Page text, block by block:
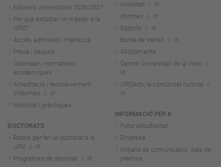
Màsters universitaris 2026-2027
Per què estudiar un màster a la
UPC?
Accés, admissió i matrícula
Preus i beques
Calendari i normatives
acadèmiques
Acreditació i reconeixement
d'idiomes
Mobilitat i pràctiques
DOCTORATS
Raons per fer un doctorat a la
UPC
Programes de doctorat
Mobilitat
Idiomes
Esports
Borsa de treball
Allotjaments
Centre Universitari de la Visió
UPCArts, la comunitat cultural
INFORMACIÓ PER A
Futur estudiantat
Empresa
Mitjans de comunicació. Sala de
premsa